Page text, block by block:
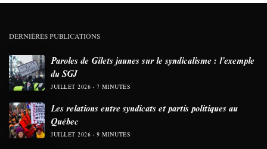
DERNIÈRES PUBLICATIONS
Paroles de Gilets jaunes sur le syndicalisme : l’exemple
du SGJ
JUILLET 2026 7 MINUTES
Les relations entre syndicats et partis politiques au
Québec
JUILLET 2026 9 MINUTES